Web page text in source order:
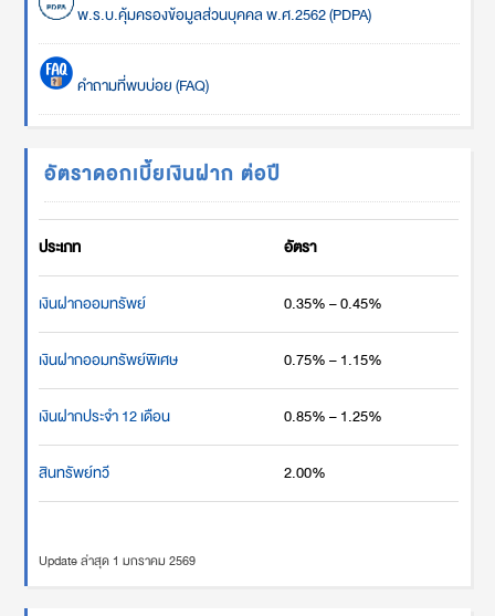
พ.ร.บ.คุ้มครองข้อมูลส่วนบุคคล พ.ศ.2562 (PDPA)
คำถามที่พบบ่อย (FAQ)
อัตราดอกเบี้ยเงินฝาก ต่อปี
ประเภท อัตรา
เงินฝากออมทรัพย์ 0.35% – 0.45%
เงินฝากออมทรัพย์พิเศษ 0.75% – 1.15%
เงินฝากประจำ 12 เดือน 0.85% – 1.25%
สินทรัพย์ทวี 2.00%
Update ล่าสุด 1 มกราคม 2569